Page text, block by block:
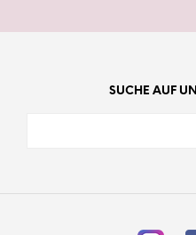
SUCHE AUF